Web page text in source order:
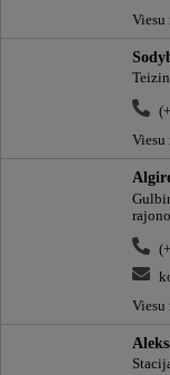
Viesu
Viesu
Viesu